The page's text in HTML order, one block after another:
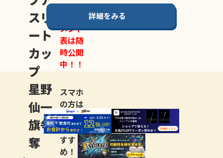
スリ
ート
カッ
プ
星野
仙一
旗争
奪
メント
表は随
時公開
中！！
スマホ
の方は
LINE登
録がお
すす
め！
詳細をみる